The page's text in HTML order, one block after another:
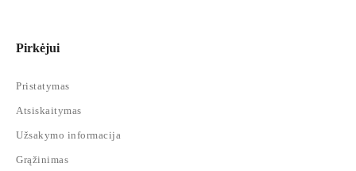
Pirkėjui
Pristatymas
Atsiskaitymas
Užsakymo informacija
Grąžinimas